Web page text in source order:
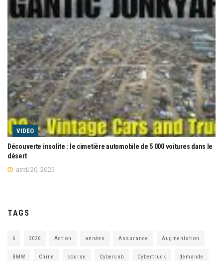
VIDEO
Découverte insolite : le cimetière automobile de 5 000 voitures dans le
désert
avril 20, 2025
TAGS
6 2026 Action années Assurance Augmentation
BMW Chine course Cybercab Cybertruck demande